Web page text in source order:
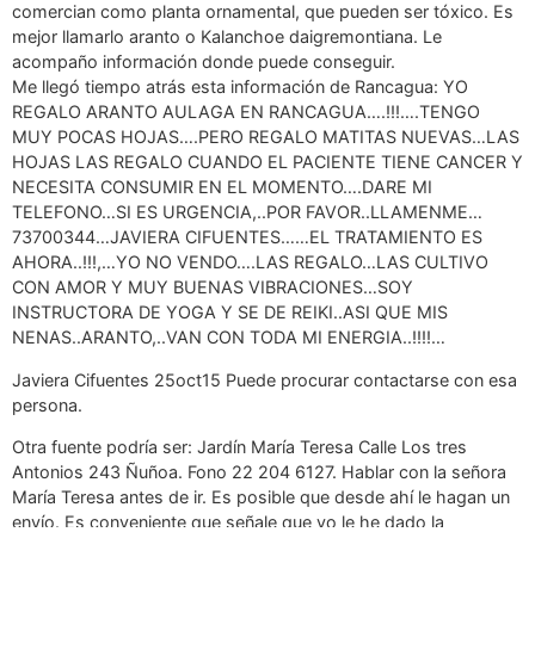
comercian como planta ornamental, que pueden ser tóxico. Es
mejor llamarlo aranto o Kalanchoe daigremontiana. Le
acompaño información donde puede conseguir.
Me llegó tiempo atrás esta información de Rancagua: YO
REGALO ARANTO AULAGA EN RANCAGUA….!!!….TENGO
MUY POCAS HOJAS….PERO REGALO MATITAS NUEVAS…LAS
HOJAS LAS REGALO CUANDO EL PACIENTE TIENE CANCER Y
NECESITA CONSUMIR EN EL MOMENTO….DARE MI
TELEFONO…SI ES URGENCIA,..POR FAVOR..LLAMENME…
73700344…JAVIERA CIFUENTES……EL TRATAMIENTO ES
AHORA..!!!,…YO NO VENDO….LAS REGALO…LAS CULTIVO
CON AMOR Y MUY BUENAS VIBRACIONES…SOY
INSTRUCTORA DE YOGA Y SE DE REIKI..ASI QUE MIS
NENAS..ARANTO,..VAN CON TODA MI ENERGIA..!!!!…
Javiera Cifuentes 25oct15 Puede procurar contactarse con esa
persona.
Otra fuente podría ser: Jardín María Teresa Calle Los tres
Antonios 243 Ñuñoa. Fono 22 204 6127. Hablar con la señora
María Teresa antes de ir. Es posible que desde ahí le hagan un
envío. Es conveniente que señale que yo le he dado la